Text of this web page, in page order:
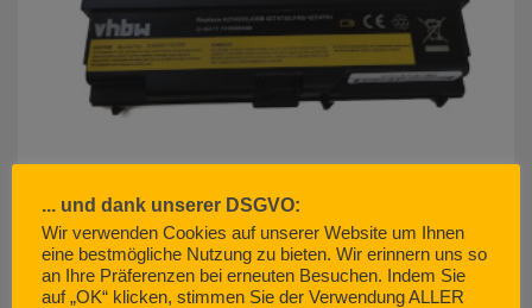
akku500.de (EMCOM GmbH) – so geht Kundenservice. Nicht.
JUNI 29, 2022
... und dank unserer DSGVO:
Wir verwenden Cookies auf unserer Website um Ihnen
eine bestmögliche Nutzung zu bieten. Wir erinnern uns so
an Ihre Präferenzen bei erneuten Besuchen. Indem Sie
auf „OK“ klicken, stimmen Sie der Verwendung ALLER